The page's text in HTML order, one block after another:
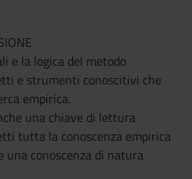
e la logica del metodo
e strumenti conoscitivi che
empirica.
una chiave di lettura
tutta la conoscenza empirica
una conoscenza di natura